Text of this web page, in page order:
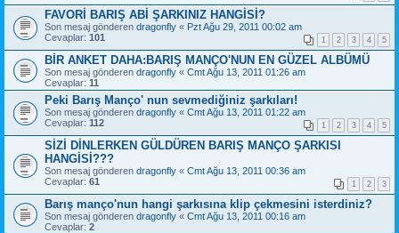
FAVORİ BARIŞ ABİ ŞARKINIZ HANGİSİ?
Son mesaj gönderen dragonfly « Pzt Ağu 29, 2011 00:02 am
Cevaplar: 101 1 2 3 4 5
BİR ANKET DAHA:BARIŞ MANÇO'NUN EN GÜZEL ALBÜMÜ
Son mesaj gönderen dragonfly « Cmt Ağu 13, 2011 01:26 am
Cevaplar: 11
Peki Barış Manço' nun sevmediğiniz şarkıları!
Son mesaj gönderen dragonfly « Cmt Ağu 13, 2011 01:22 am
Cevaplar: 112 1 2 3 4 5
SİZİ DİNLERKEN GÜLDÜREN BARIŞ MANÇO ŞARKISI
HANGİSİ???
Son mesaj gönderen dragonfly « Cmt Ağu 13, 2011 00:36 am
Cevaplar: 61 1 2 3
Barış manço'nun hangi şarkısına klip çekmesini isterdiniz?
Son mesaj gönderen dragonfly « Cmt Ağu 13, 2011 00:16 am
Cevaplar: 2